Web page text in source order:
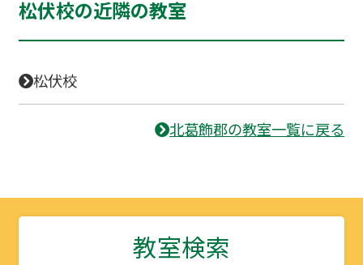
松伏校の近隣の教室
松伏校
北葛飾郡の教室一覧に戻る
教室検索